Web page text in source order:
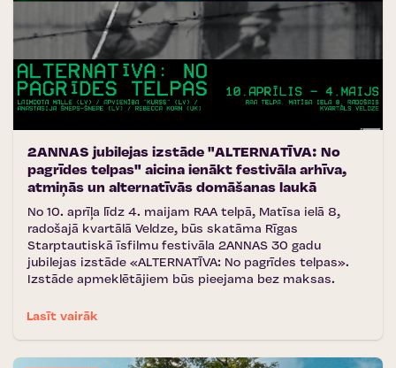
2ANNAS jubilejas izstāde "ALTERNATĪVA: No
pagrīdes telpas" aicina ienākt festivāla arhīva,
atmiņās un alternatīvās domāšanas laukā
No 10. aprīļa līdz 4. maijam RAA telpā, Matīsa ielā 8,
radošajā kvartālā Veldze, būs skatāma Rīgas
Starptautiskā īsfilmu festivāla 2ANNAS 30 gadu
jubilejas izstāde «ALTERNATĪVA: No pagrīdes telpas».
Izstāde apmeklētājiem būs pieejama bez maksas.
Lasīt vairāk